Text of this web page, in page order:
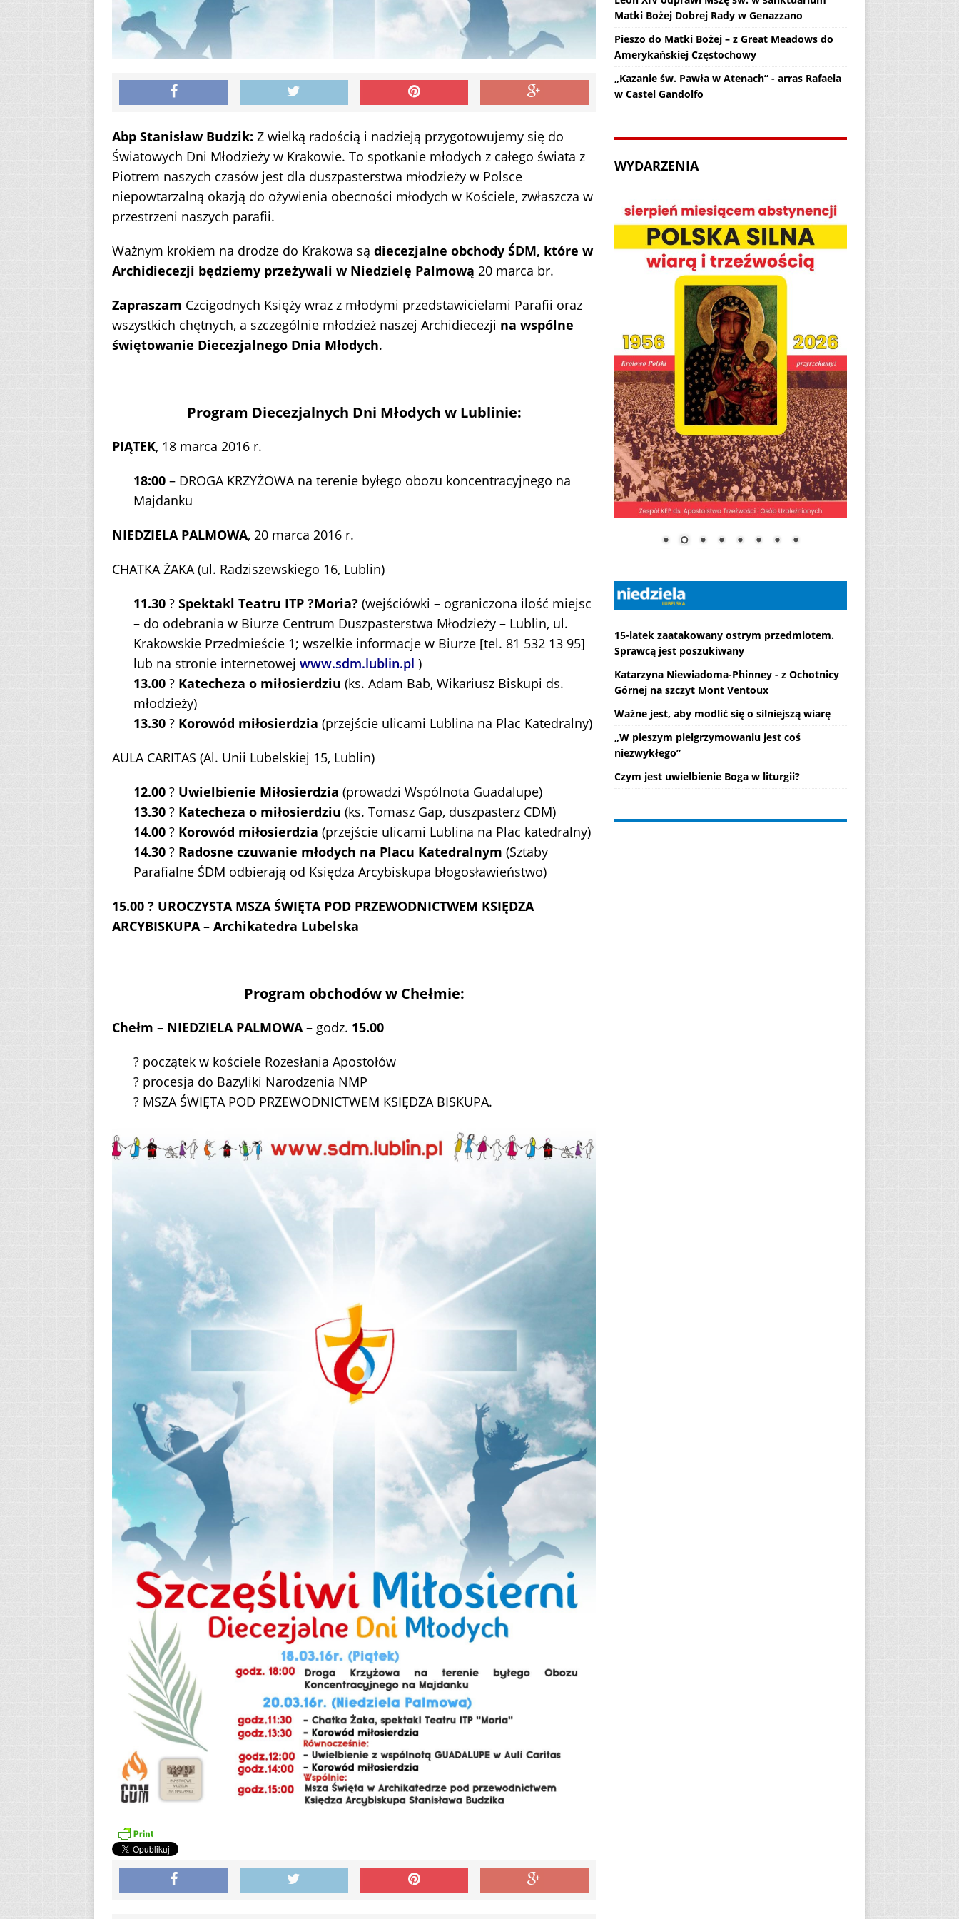
Abp Stanisław Budzik: Z wielką radością i nadzieją przygotowujemy się do
Światowych Dni Młodzieży w Krakowie. To spotkanie młodych z całego świata z
Piotrem naszych czasów jest dla duszpasterstwa młodzieży w Polsce
niepowtarzalną okazją do ożywienia obecności młodych w Kościele, zwłaszcza w
przestrzeni naszych parafii.
Ważnym krokiem na drodze do Krakowa są diecezjalne obchody ŚDM, które w
Archidiecezji będziemy przeżywali w Niedzielę Palmową 20 marca br.
Zapraszam Czcigodnych Księży wraz z młodymi przedstawicielami Parafii oraz
wszystkich chętnych, a szczególnie młodzież naszej Archidiecezji na wspólne
świętowanie Diecezjalnego Dnia Młodych.
Program Diecezjalnych Dni Młodych w Lublinie:
PIĄTEK, 18 marca 2016 r.
18:00 – DROGA KRZYŻOWA na terenie byłego obozu koncentracyjnego na
Majdanku
NIEDZIELA PALMOWA, 20 marca 2016 r.
CHATKA ŻAKA (ul. Radziszewskiego 16, Lublin)
11.30 ? Spektakl Teatru ITP ?Moria? (wejściówki – ograniczona ilość miejsc
– do odebrania w Biurze Centrum Duszpasterstwa Młodzieży – Lublin, ul.
Krakowskie Przedmieście 1; wszelkie informacje w Biurze [tel. 81 532 13 95]
lub na stronie internetowej www.sdm.lublin.pl )
13.00 ? Katecheza o miłosierdziu (ks. Adam Bab, Wikariusz Biskupi ds.
młodzieży)
13.30 ? Korowód miłosierdzia (przejście ulicami Lublina na Plac Katedralny)
AULA CARITAS (Al. Unii Lubelskiej 15, Lublin)
12.00 ? Uwielbienie Miłosierdzia (prowadzi Wspólnota Guadalupe)
13.30 ? Katecheza o miłosierdziu (ks. Tomasz Gap, duszpasterz CDM)
14.00 ? Korowód miłosierdzia (przejście ulicami Lublina na Plac katedralny)
14.30 ? Radosne czuwanie młodych na Placu Katedralnym (Sztaby
Parafialne ŚDM odbierają od Księdza Arcybiskupa błogosławieństwo)
15.00 ? UROCZYSTA MSZA ŚWIĘTA POD PRZEWODNICTWEM KSIĘDZA
ARCYBISKUPA – Archikatedra Lubelska
Program obchodów w Chełmie:
Chełm – NIEDZIELA PALMOWA– godz. 15.00
? początek w kościele Rozesłania Apostołów
? procesja do Bazyliki Narodzenia NMP
? MSZA ŚWIĘTA POD PRZEWODNICTWEM KSIĘDZA BISKUPA.
Matki Bożej Dobrej Rady w Genazzano
Pieszo do Matki Bożej – z Great Meadows do
Amerykańskiej Częstochowy
„Kazanie św. Pawła w Atenach” - arras Rafaela
w Castel Gandolfo
WYDARZENIA
15-latek zaatakowany ostrym przedmiotem.
Sprawcą jest poszukiwany
Katarzyna Niewiadoma-Phinney - z Ochotnicy
Górnej na szczyt Mont Ventoux
Ważne jest, aby modlić się o silniejszą wiarę
„W pieszym pielgrzymowaniu jest coś
niezwykłego”
Czym jest uwielbienie Boga w liturgii?